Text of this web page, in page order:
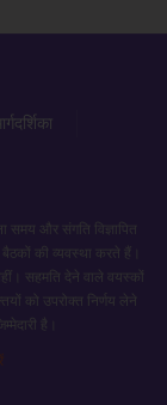
और संगति विज्ञापित
की व्यवस्था करते हैं।
सहमति देने वाले वयस्कों
को उपरोक्त निर्णय लेने
है।